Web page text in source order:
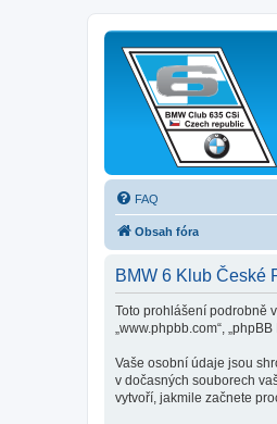
FAQ
Obsah fóra
BMW 6 Klub České
Toto prohlášení podrobně
„www.phpbb.com“,
Vaše osobní údaje jsou
v dočasných souborech
vytvoří, jakmile začnete